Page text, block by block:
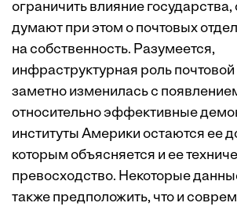
ограничить влияние государства,
думают при этом о почтовых
на собственность. Разумеется,
инфраструктурная роль
заметно изменилась с
относительно эффективные
институты Америки остаются ее
которым объясняется и ее
превосходство. Некоторые
также предположить, что и